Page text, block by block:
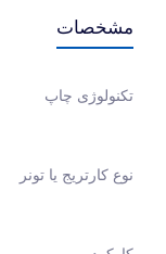
مشخصات
تکنولوژی چاپ
نوع کارتریج یا تونر